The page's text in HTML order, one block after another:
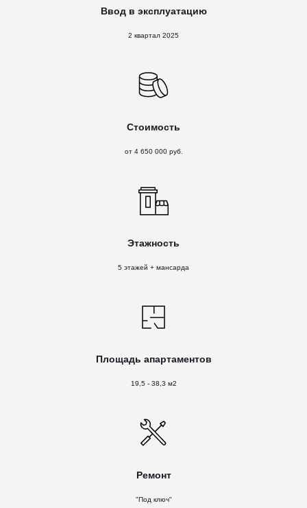
Ввод в эксплуатацию
2 квартал 2025
Стоимость
от 4 650 000 руб.
Этажность
5 этажей + мансарда
Площадь апартаментов
19,5 - 38,3 м2
Ремонт
"Под ключ"